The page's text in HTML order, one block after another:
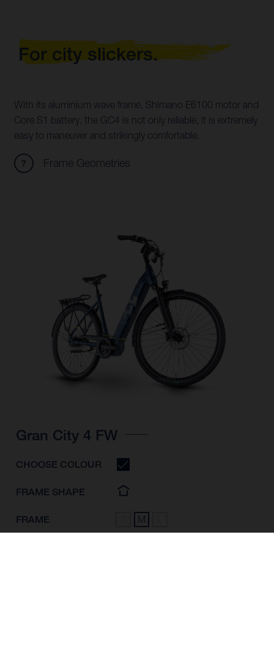
For city slickers.
With its aluminium wave frame, Shimano E6100 motor and
Core S1 battery, the GC4 is not only reliable, it is extremely
easy to maneuver and strikingly comfortable.
Frame Geometries
Gran City 4 FW
CHOOSE COLOUR
FRAME SHAPE
FRAME M